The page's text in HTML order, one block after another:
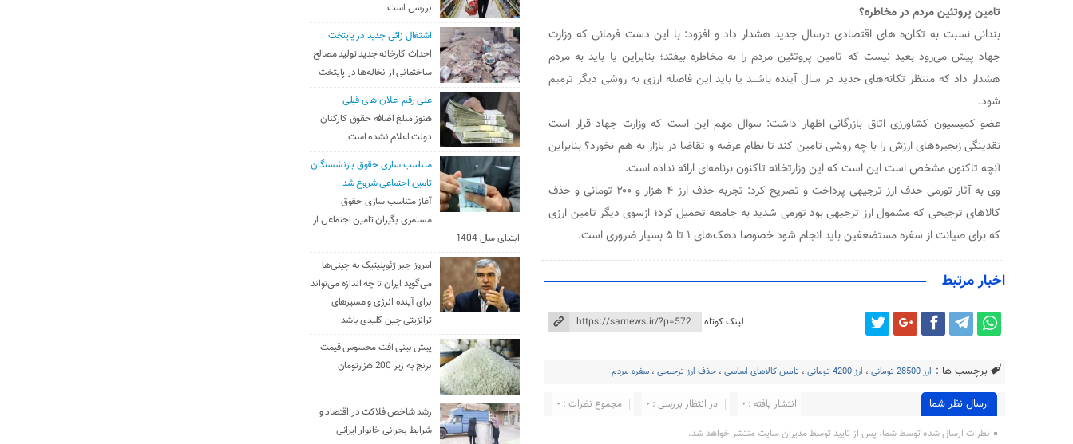
تامین پروتئین مردم در مخاطره؟
بندانی نسبت به تکان‌ه های اقتصادی درسال جدید هشدار داد و افزود: با این دست فرمانی که وزارت
جهاد پیش می‌رود بعید نیست که تامین پروتئین مردم را به مخاطره بیفتد؛ بنابراین یا باید به مردم
هشدار داد که منتظر تکانه‌های جدید در سال آینده باشند یا باید این فاصله ارزی به روشی دیگر ترمیم
شود.
عضو کمیسیون کشاورزی اتاق بازرگانی اظهار داشت: سوال مهم این است که وزارت جهاد قرار است
نقدینگی زنجیره‌های ارزش را با چه روشی تامین کند تا نظام عرضه و تقاضا در بازار به هم نخورد؟ بنابراین
آنچه تاکنون مشخص است این است که این وزارتخانه تاکنون برنامه‌ای ارائه نداده است.
وی به آثار تورمی حذف ارز ترجیهی پرداخت و تصریح کرد: تجربه حذف ارز ۴ هزار و ۲۰۰ تومانی و حذف
کالا‌های ترجیحی که مشمول ارز ترجیهی بود تورمی شدید به جامعه تحمیل کرد؛ ازسوی دیگر تامین ارزی
که برای صیانت از سفره مستضعفین باید انجام شود خصوصا دهک‌های ۱ تا ۵ بسیار ضروری است.
اخبار مرتبط
لینک کوتاه
برچسب ها : ارز 28500 تومانی ، ارز 4200 تومانی ، تامین کالاهای اساسی ،حذف ارز ترجیحی ،سفره مردم
ارسال نظر شما مجموع نظرات : 0 در انتظار بررسی : 0 انتشار یافته : 0
نظرات ارسال شده توسط شما، پس از تایید توسط مدیران سایت منتشر خواهد شد.
بررسی است
اشتغال زائی جدید در پایتخت
احداث کارخانه جدید تولید مصالح
ساختمانی از نخاله‌ها در پایتخت
علی رقم اعلان های قبلی
هنوز مبلغ اضافه حقوق کارکنان
دولت اعلام نشده است
متناسب سازی حقوق بازنشستگان
تامین اجتماعی شروع شد
آغاز متناسب سازی حقوق
مستمری بگیران تامین اجتماعی از
ابتدای سال 1404
امروز جبر ژئوپلیتیک به چینی‌ها
می‌گوید ایران تا چه اندازه می‌تواند
برای آینده انرژی و مسیرهای
ترانزیتی چین کلیدی باشد
پیش بینی افت محسوس قیمت
برنج به زیر 200 هزارتومان
رشد شاخص فلاکت در اقتصاد و
شرایط بحرانی خانوار ایرانی